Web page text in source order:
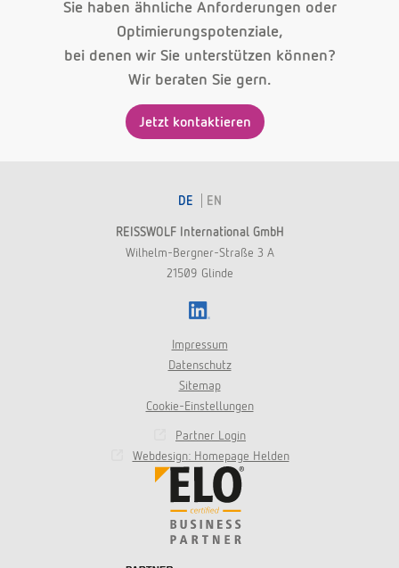
Sie haben ähnliche Anforderungen oder
Optimierungspotenziale,
bei denen wir Sie unterstützen können?
Wir beraten Sie gern.
Jetzt kontaktieren
DE EN
REISSWOLF International GmbH
Wilhelm-Bergner-Straße 3 A
21509 Glinde
Impressum
Datenschutz
Sitemap
Cookie-Einstellungen
Partner Login
Webdesign: Homepage Helden